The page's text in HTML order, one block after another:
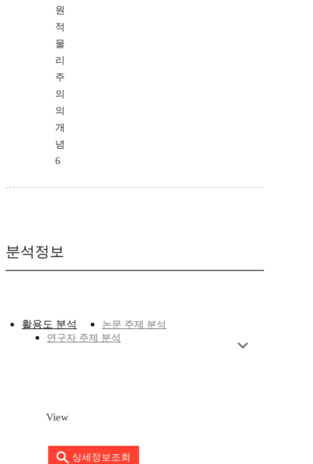
원
적
물
리
주
의
의
개
념
6
분석정보
활용도 분석
논문 주제 분석
연구자 주제 분석
View
상세정보조회